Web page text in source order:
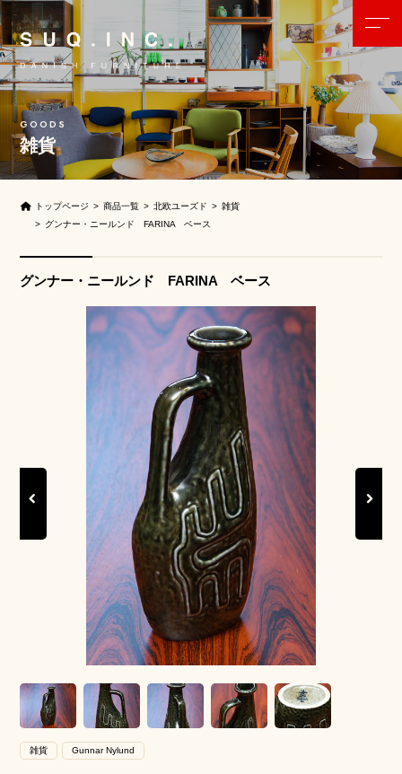
雑貨
トップページ 商品一覧 北欧ユーズド
雑貨
グンナー・ニールンド FARINA ベース
グンナー・ニールンド FARINA ベース
雑貨 Gunnar Nylund